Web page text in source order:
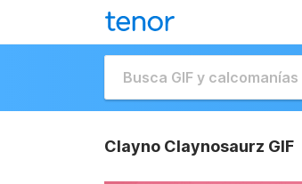
Clayno Claynosaurz GIF